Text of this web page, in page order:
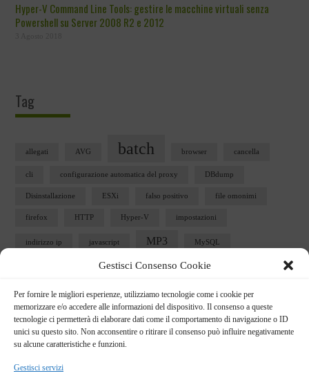
Gestisci Consenso Cookie
Per fornire le migliori esperienze, utilizziamo tecnologie come i cookie per
memorizzare e/o accedere alle informazioni del dispositivo. Il consenso a queste
tecnologie ci permetterà di elaborare dati come il comportamento di navigazione o ID
unici su questo sito. Non acconsentire o ritirare il consenso può influire negativamente
su alcune caratteristiche e funzioni.
Gestisci servizi
Hyper-V Command Line Tools: gestire le macchine virtuali senza
Powershell su Server 2008 R2 e 2012
Tag
allegati AVG batch browser cancella
cli configurazione automatica del proxy DBdump
Disinstallazione ESXi falso positivo file omonimi
firefox HTTP Hyper-V impostazioni
indirizzo ip javascript MP3 MySQL
outlook PAC pericolosi
ping sbloccare scheda di rete Security servizi
snmp Sophos telnet Ubuntu user32.dll
vista vm vmplayer
vSphere 5